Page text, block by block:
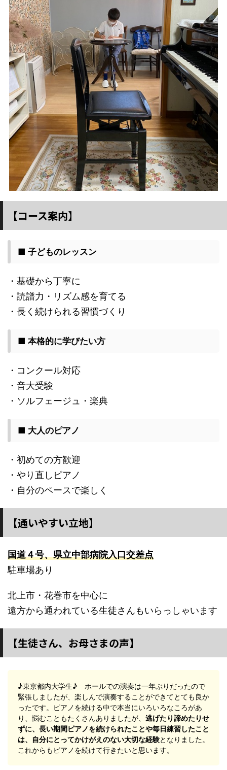
【コース案内】
■ 子どものレッスン
・基礎から丁寧に
・読譜力・リズム感を育てる
・長く続けられる習慣づくり
■ 本格的に学びたい方
・コンクール対応
・音大受験
・ソルフェージュ・楽典
■ 大人のピアノ
・初めての方歓迎
・やり直しピアノ
・自分のペースで楽しく
【通いやすい立地】
国道４号、県立中部病院入口交差点
駐車場あり
北上市・花巻市を中心に
遠方から通われている生徒さんもいらっしゃいます
【生徒さん、お母さまの声】
♪東京都内大学生♪ ホールでの演奏は一年ぶりだったので
緊張しましたが、楽しんで演奏することができてとても良か
ったです。ピアノを続ける中で本当にいろいろなころがあ
り、悩むこともたくさんありましたが、 逃げたり諦めたりせ
ずに、長い期間ピアノを続けられたことや毎日練習したこと
は、自分にとってかけがえのない大切な経験となりました。
これからもピアノを続けて行きたいと思います。